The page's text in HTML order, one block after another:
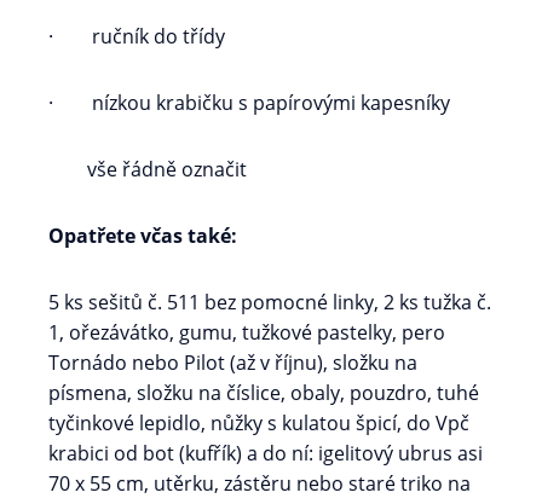
· ručník do třídy
· nízkou krabičku s papírovými kapesníky
vše řádně označit
Opatřete včas také:
5 ks sešitů č. 511 bez pomocné linky, 2 ks tužka č.
1, ořezávátko, gumu, tužkové pastelky, pero
Tornádo nebo Pilot (až v říjnu), složku na
písmena, složku na číslice, obaly, pouzdro, tuhé
tyčinkové lepidlo, nůžky s kulatou špicí, do Vpč
krabici od bot (kufřík) a do ní: igelitový ubrus asi
70 x 55 cm, utěrku, zástěru nebo staré triko na